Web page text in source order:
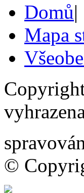
Domů|
Mapa
©